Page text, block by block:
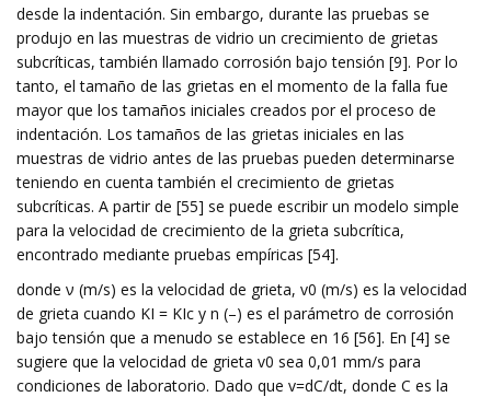
desde la indentación. Sin embargo, durante las pruebas se
produjo en las muestras de vidrio un crecimiento de grietas
subcríticas, también llamado corrosión bajo tensión [9]. Por lo
tanto, el tamaño de las grietas en el momento de la falla fue
mayor que los tamaños iniciales creados por el proceso de
indentación. Los tamaños de las grietas iniciales en las
muestras de vidrio antes de las pruebas pueden determinarse
teniendo en cuenta también el crecimiento de grietas
subcríticas. A partir de [55] se puede escribir un modelo simple
para la velocidad de crecimiento de la grieta subcrítica,
encontrado mediante pruebas empíricas [54].
donde ν (m/s) es la velocidad de grieta, v0 (m/s) es la velocidad
de grieta cuando KI = KIc y n (–) es el parámetro de corrosión
bajo tensión que a menudo se establece en 16 [56]. En [4] se
sugiere que la velocidad de grieta v0 sea 0,01 mm/s para
condiciones de laboratorio. Dado que v=dC/dt, donde C es la